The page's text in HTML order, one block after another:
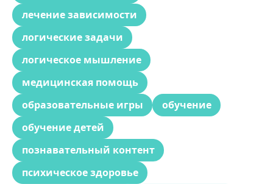
лечение зависимости
логические задачи
логическое мышление
медицинская помощь
образовательные игры
обучение
обучение детей
познавательный контент
психическое здоровье